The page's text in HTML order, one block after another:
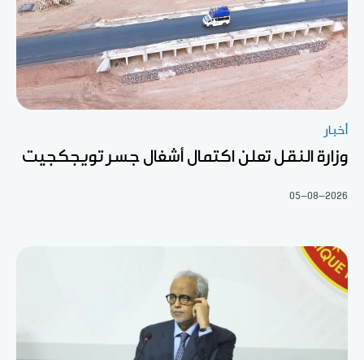
أخبار
وزارة النقل تعلن اكتمال أشغال جسر تويجكجيت
05-08-2026